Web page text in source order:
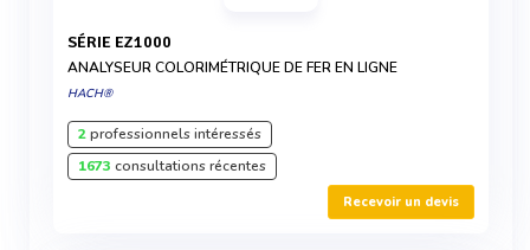
SÉRIE EZ1000
ANALYSEUR COLORIMÉTRIQUE DE FER EN LIGNE
HACH®
2professionnels intéressés
1673 consultations récentes
Recevoir un devis